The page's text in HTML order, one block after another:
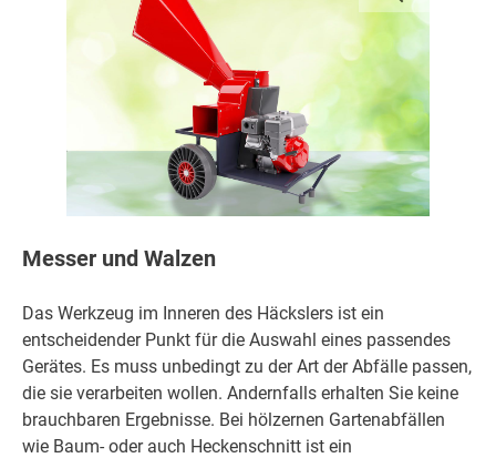
Messer und Walzen
Das Werkzeug im Inneren des Häckslers ist ein
entscheidender Punkt für die Auswahl eines passendes
Gerätes. Es muss unbedingt zu der Art der Abfälle passen,
die sie verarbeiten wollen. Andernfalls erhalten Sie keine
brauchbaren Ergebnisse. Bei hölzernen Gartenabfällen
wie Baum- oder auch Heckenschnitt ist ein